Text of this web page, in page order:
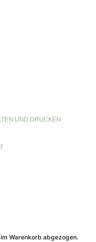
UND DRUCKEN
Warenkorb abgezogen.